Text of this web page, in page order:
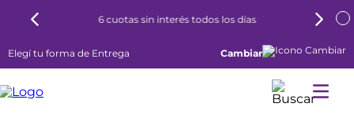
6 cuotas sin interés todos los días
Elegí tu forma de Entrega Cambiar